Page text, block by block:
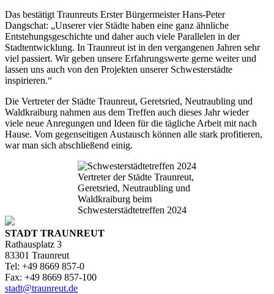
Das bestätigt Traunreuts Erster Bürgermeister Hans-Peter
Dangschat: „Unserer vier Städte haben eine ganz ähnliche
Entstehungsgeschichte und daher auch viele Parallelen in der
Stadtentwicklung. In Traunreut ist in den vergangenen Jahren sehr
viel passiert. Wir geben unsere Erfahrungswerte gerne weiter und
lassen uns auch von den Projekten unserer Schwesterstädte
inspirieren.“
Die Vertreter der Städte Traunreut, Geretsried, Neutraubling und
Waldkraiburg nahmen aus dem Treffen auch dieses Jahr wieder
viele neue Anregungen und Ideen für die tägliche Arbeit mit nach
Hause. Vom gegenseitigen Austausch können alle stark profitieren,
war man sich abschließend einig.
Vertreter der Städte Traunreut,
Geretsried, Neutraubling und
Waldkraiburg beim
Schwesterstädtetreffen 2024
STADT TRAUNREUT
Rathausplatz 3
83301 Traunreut
Tel: +49 8669 857-0
Fax: +49 8669 857-100
stadt@traunreut.de